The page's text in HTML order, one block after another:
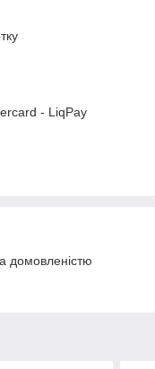
- LiqPay
домовленістю